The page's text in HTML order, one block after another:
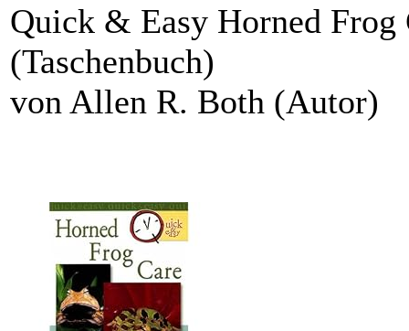
Quick & Easy Horned
(Taschenbuch)
von Allen R. Both (Autor)